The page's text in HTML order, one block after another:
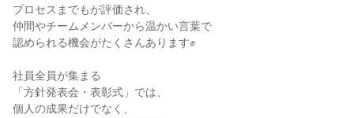
プロセスまでもが評価され、
仲間やチームメンバーから温かい言葉で
認められる機会がたくさんあります✊
社員全員が集まる
「方針発表会・表彰式」では、
個人の成果だけでなく、